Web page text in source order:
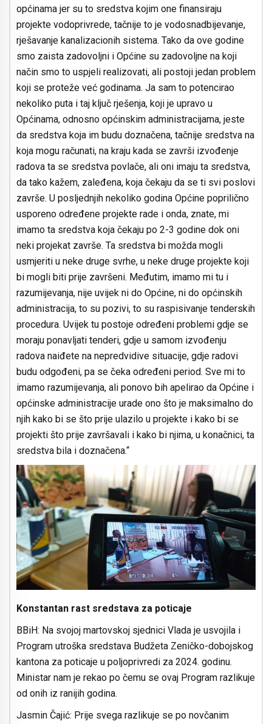
općinama jer su to sredstva kojim one finansiraju
projekte vodoprivrede, tačnije to je vodosnadbijevanje,
rješavanje kanalizacionih sistema. Tako da ove godine
smo zaista zadovoljni i Općine su zadovoljne na koji
način smo to uspjeli realizovati, ali postoji jedan problem
koji se proteže već godinama. Ja sam to potencirao
nekoliko puta i taj ključ rješenja, koji je upravo u
Općinama, odnosno općinskim administracijama, jeste
da sredstva koja im budu doznačena, tačnije sredstva na
koja mogu računati, na kraju kada se završi izvođenje
radova ta se sredstva povlače, ali oni imaju ta sredstva,
da tako kažem, zaleđena, koja čekaju da se ti svi poslovi
završe. U posljednjih nekoliko godina Općine poprilično
usporeno određene projekte rade i onda, znate, mi
imamo ta sredstva koja čekaju po 2-3 godine dok oni
neki projekat završe. Ta sredstva bi možda mogli
usmjeriti u neke druge svrhe, u neke druge projekte koji
bi mogli biti prije završeni. Međutim, imamo mi tu i
razumijevanja, nije uvijek ni do Općine, ni do općinskih
administracija, to su pozivi, to su raspisivanje tenderskih
procedura. Uvijek tu postoje određeni problemi gdje se
moraju ponavljati tenderi, gdje u samom izvođenju
radova naiđete na nepredvidive situacije, gdje radovi
budu odgođeni, pa se čeka određeni period. Sve mi to
imamo razumijevanja, ali ponovo bih apelirao da Općine i
općinske administracije urade ono što je maksimalno do
njih kako bi se što prije ulazilo u projekte i kako bi se
projekti što prije završavali i kako bi njima, u konačnici, ta
sredstva bila i doznačena.“
Konstantan rast sredstava za poticaje
BBiH: Na svojoj martovskoj sjednici Vlada je usvojila i
Program utroška sredstava Budžeta Zeničko-dobojskog
kantona za poticaje u poljoprivredi za 2024. godinu.
Ministar nam je rekao po čemu se ovaj Program razlikuje
od onih iz ranijih godina.
Jasmin Čajić: Prije svega razlikuje se po novčanim